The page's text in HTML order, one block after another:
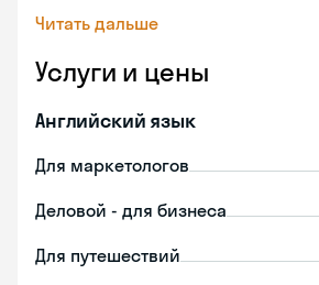
Читать дальше
Услуги и цены
Английский язык
Для маркетологов
Деловой - для бизнеса
Для путешествий